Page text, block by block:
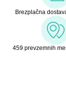
Brezplačna
459 prevzemnih